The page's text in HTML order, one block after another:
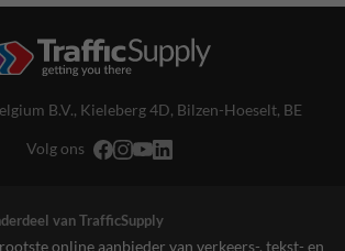
B.V., Kieleberg 4D, Bilzen-Hoeselt, BE
Volg ons
van TrafficSupply
online aanbieder van verkeers-, tekst- en